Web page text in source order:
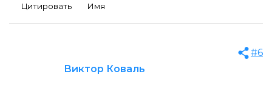
Цитировать Имя
Виктор Коваль
#6